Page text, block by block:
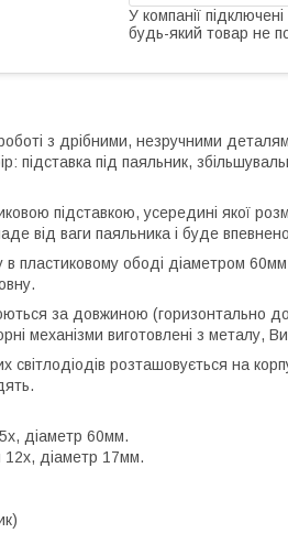
У компанії
будь-який товар не
з дрібними, незручними
підставка під паяльник,
підставкою, усередині якої
від ваги паяльника і буде
в пластиковому ободі діаметром
за довжиною (горизонтально
механізми виготовлені з металу,
світлодіодів розташовується на
діаметр 60мм.
12х, діаметр 17мм.